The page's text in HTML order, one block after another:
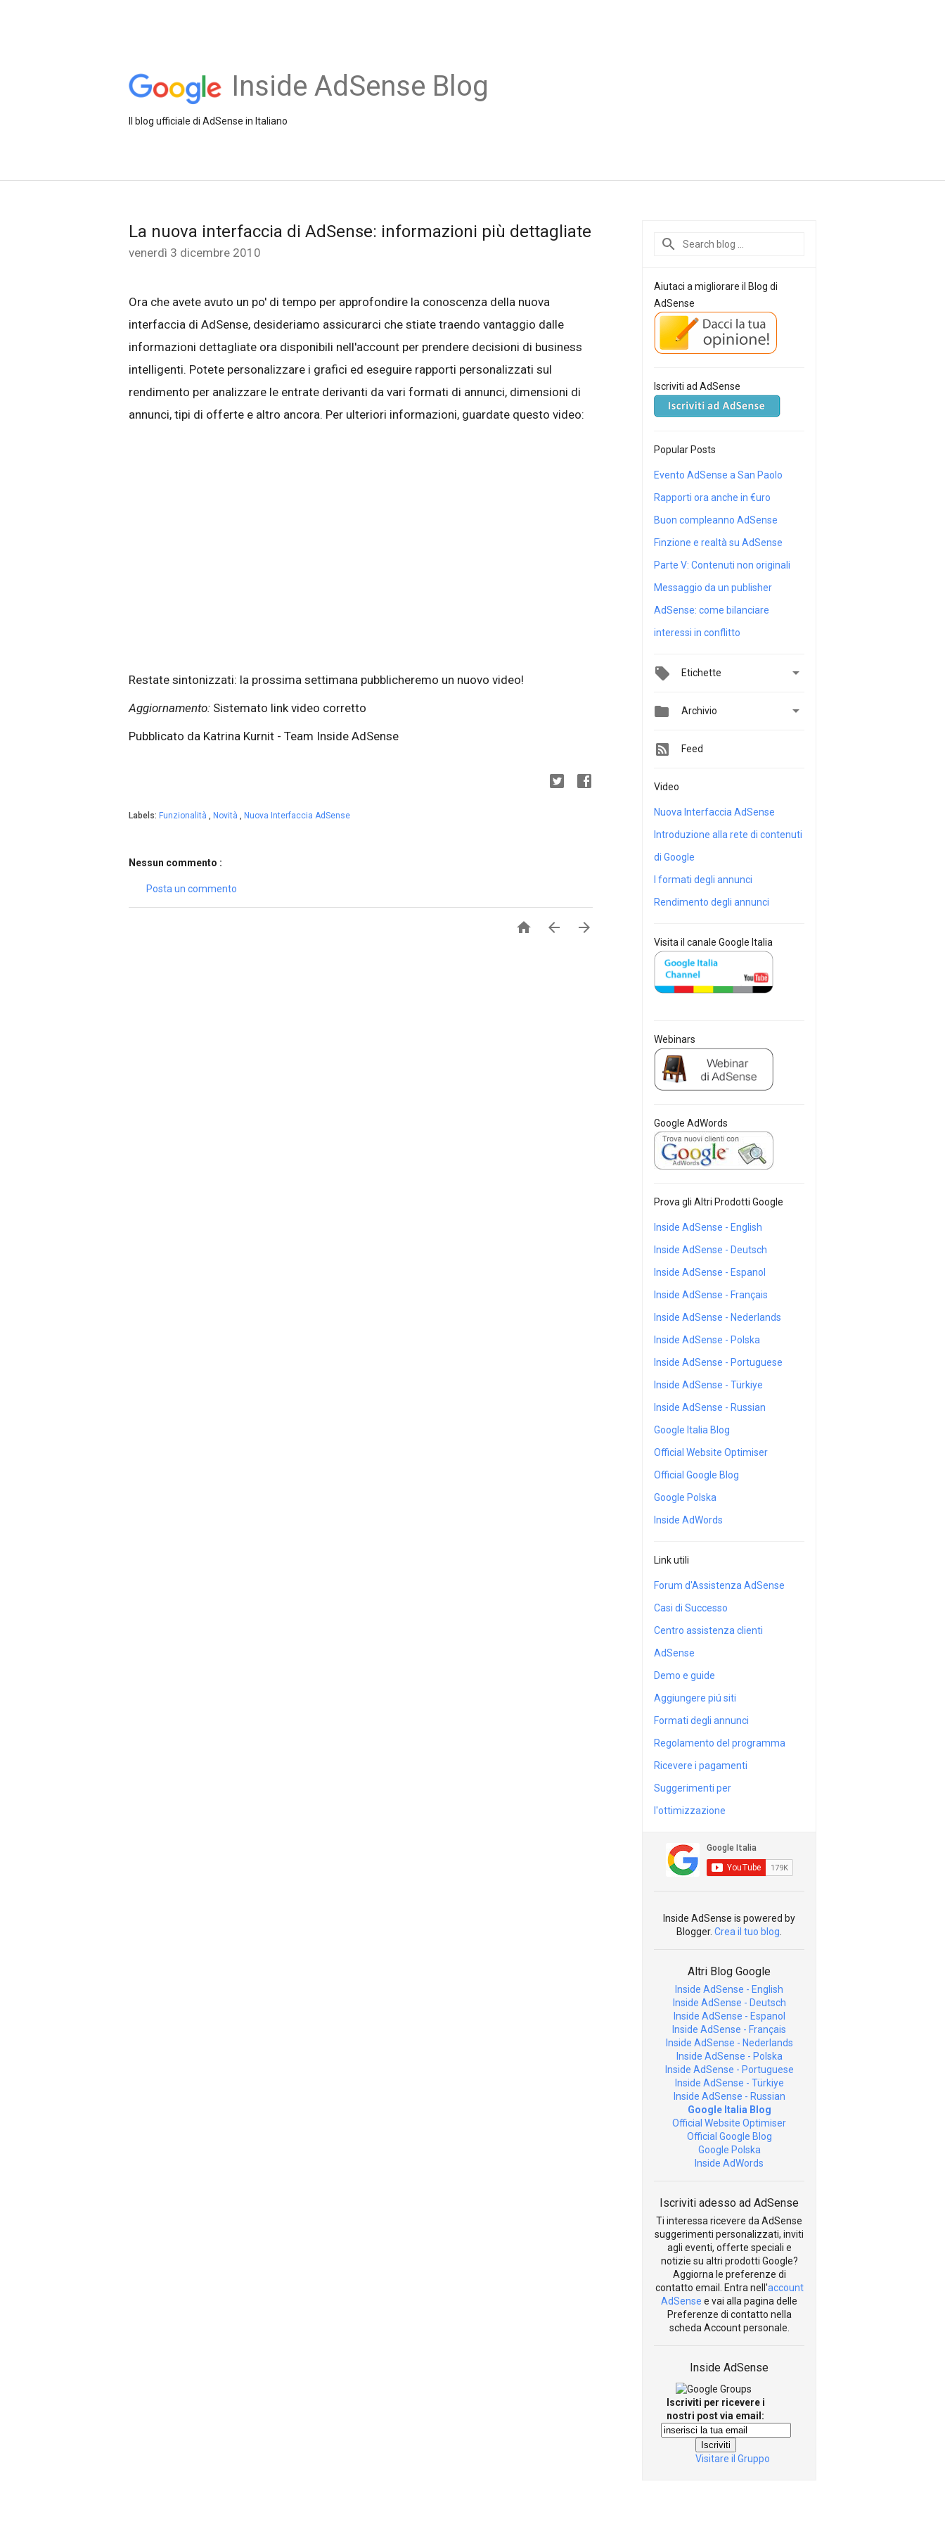
Inside AdSense Blog
Il blog ufficiale di AdSense in Italiano
La nuova interfaccia di AdSense: informazioni più dettagliate
venerdì 3 dicembre 2010
Ora che avete avuto un po' di tempo per approfondire la conoscenza della nuova
interfaccia di AdSense, desideriamo assicurarci che stiate traendo vantaggio dalle
informazioni dettagliate ora disponibili nell'account per prendere decisioni di business
intelligenti. Potete personalizzare i grafici ed eseguire rapporti personalizzati sul
rendimento per analizzare le entrate derivanti da vari formati di annunci, dimensioni di
annunci, tipi di offerte e altro ancora. Per ulteriori informazioni, guardate questo video:
Restate sintonizzati: la prossima settimana pubblicheremo un nuovo video!
Aggiornamento: Sistemato link video corretto
Pubblicato da Katrina Kurnit - Team Inside AdSense
Labels: Funzionalità , Novità , Nuova Interfaccia AdSense
Nessun commento :
Posta un commento
  
Aiutaci a migliorare il Blog di
AdSense
Iscriviti ad AdSense
Popular Posts
Evento AdSense a San Paolo
Rapporti ora anche in €uro
Buon compleanno AdSense
Finzione e realtà su AdSense
Parte V: Contenuti non originali
Messaggio da un publisher
AdSense: come bilanciare
interessi in conflitto
Etichette 
 Archivio 
Feed
Video
Nuova Interfaccia AdSense
Introduzione alla rete di contenuti
di Google
I formati degli annunci
Rendimento degli annunci
Visita il canale Google Italia
Webinars
Google AdWords
Prova gli Altri Prodotti Google
Inside AdSense - English
Inside AdSense - Deutsch
Inside AdSense - Espanol
Inside AdSense - Français
Inside AdSense - Nederlands
Inside AdSense - Polska
Inside AdSense - Portuguese
Inside AdSense - Türkiye
Inside AdSense - Russian
Google Italia Blog
Official Website Optimiser
Official Google Blog
Google Polska
Inside AdWords
Link utili
Forum d'Assistenza AdSense
Casi di Successo
Centro assistenza clienti
AdSense
Demo e guide
Aggiungere piú siti
Formati degli annunci
Regolamento del programma
Ricevere i pagamenti
Suggerimenti per
l'ottimizzazione
Inside AdSense is powered by
Blogger. Crea il tuo blog
Altri Blog Google
Inside AdSense - English
Inside AdSense - Deutsch
Inside AdSense - Espanol
Inside AdSense - Français
Inside AdSense - Nederlands
Inside AdSense - Polska
Inside AdSense - Portuguese
Inside AdSense - Türkiye
Inside AdSense - Russian
Google Italia Blog
Official Website Optimiser
Official Google Blog
Google Polska
Inside AdWords
Iscriviti adesso ad AdSense
Ti interessa ricevere da AdSense
suggerimenti personalizzati, inviti
agli eventi, offerte speciali e
notizie su altri prodotti Google?
Aggiorna le preferenze di
contatto email. Entra nell'account
AdSense e vai alla pagina delle
Preferenze di contatto nella
scheda Account personale.
Inside AdSense
Iscriviti per ricevere i
nostri post via email:
Visitare il Gruppo